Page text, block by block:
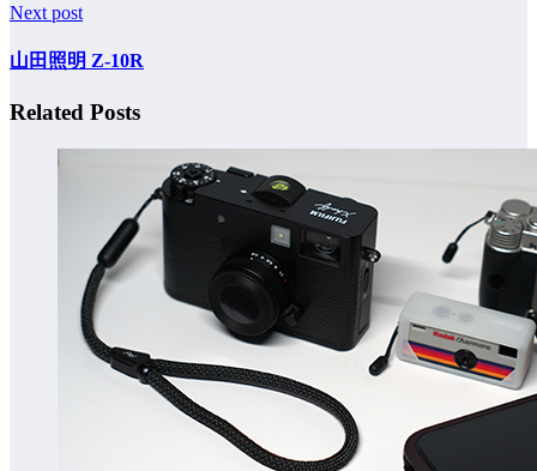
Next post
山田照明 Z-10R
Related Posts